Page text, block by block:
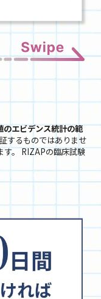
エビデンス統計の範
するものではありませ
。 RIZAPの臨床試験